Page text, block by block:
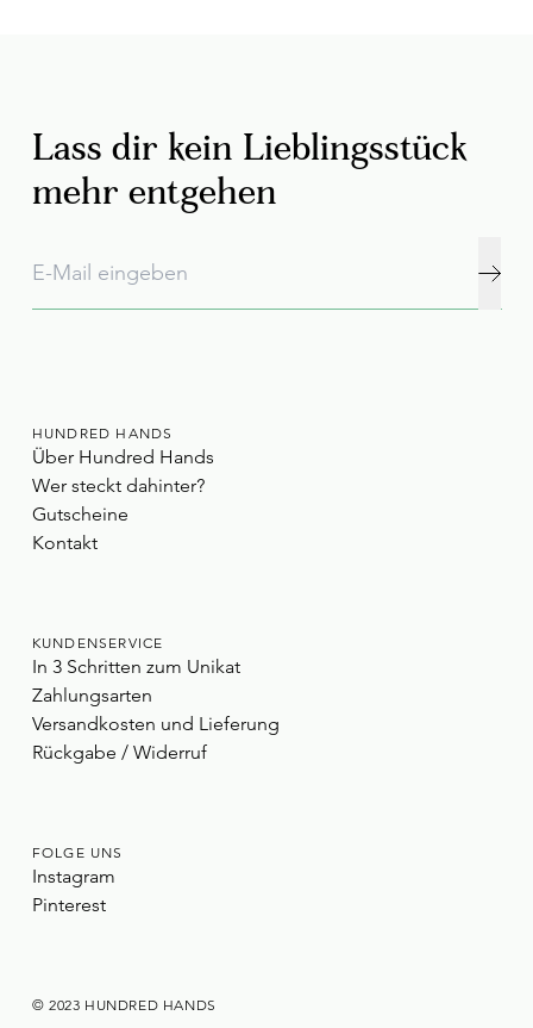
HUNDRED HANDS
Über Hundred Hands
Wer steckt dahinter?
Gutscheine
Kontakt
KUNDENSERVICE
In 3 Schritten zum Unikat
Zahlungsarten
Versandkosten und Lieferung
Rückgabe / Widerruf
FOLGE UNS
Instagram
Pinterest
Lass dir kein Lieblingsstück
mehr entgehen
© 2023 HUNDRED HANDS